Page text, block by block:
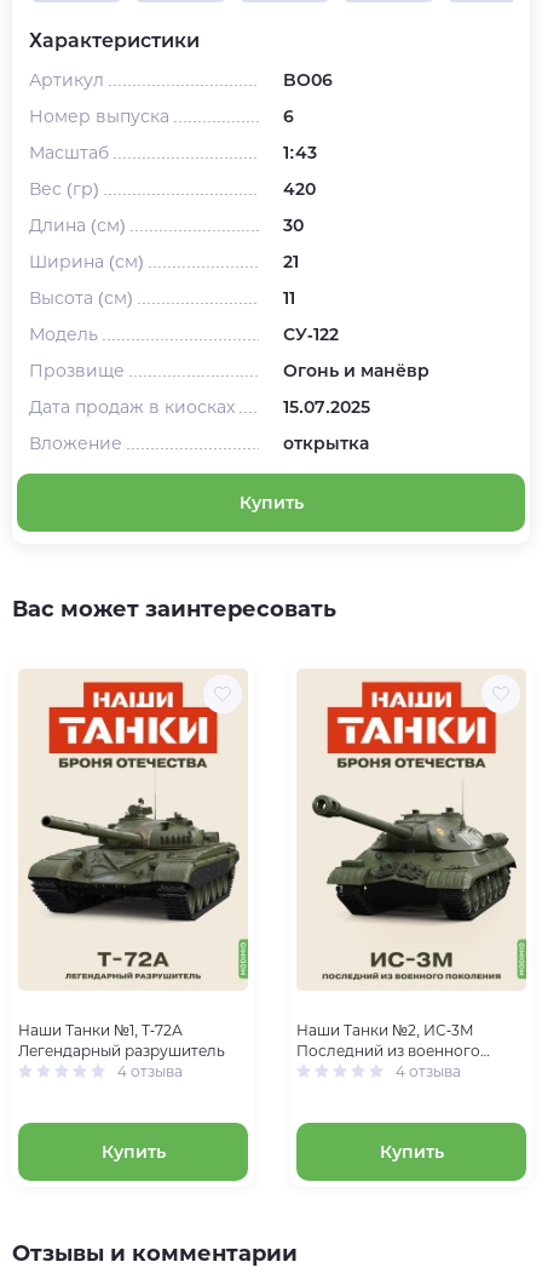
Характеристики
Артикул
BO06
Номер выпуска
6
Масштаб
1:43
Вес (гр)
420
Длина (см)
30
Ширина (см)
21
Высота (см)
11
Модель
СУ-122
Прозвище
Огонь и манёвр
Дата продаж в киосках
15.07.2025
Вложение
открытка
Купить
Вас может заинтересовать
Наши Танки №1, Т-72А
Легендарный разрушитель
4 отзыва
Купить
Наши Танки №2, ИС-3М
Последний из военного
поколения
4 отзыва
Купить
Отзывы и комментарии